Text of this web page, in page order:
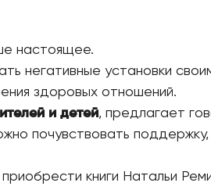
настоящее.
негативные установки
здоровых отношений.
и детей, предлагает
почувствовать
книги Натальи